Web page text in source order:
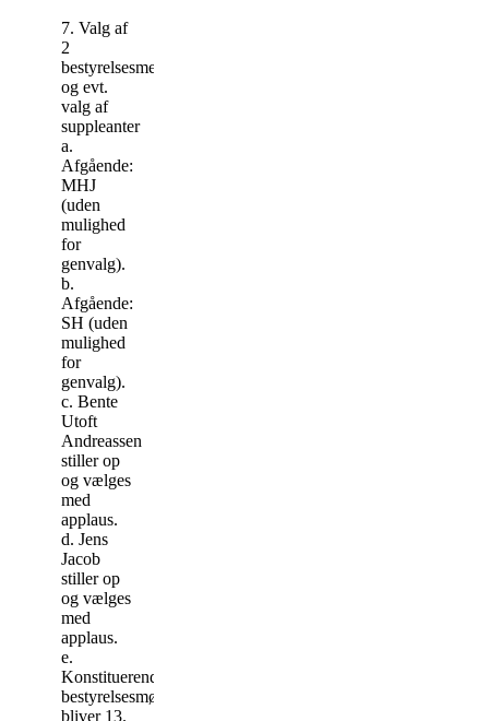
7. Valg af
2
bestyrelsesmedlemmer
og evt.
valg af
suppleanter
a.
Afgående:
MHJ
(uden
mulighed
for
genvalg).
b.
Afgående:
SH (uden
mulighed
for
genvalg).
c. Bente
Utoft
Andreassen
stiller op
og vælges
med
applaus.
d. Jens
Jacob
stiller op
og vælges
med
applaus.
e.
Konstituerende
bestyrelsesmøde
bliver 13.